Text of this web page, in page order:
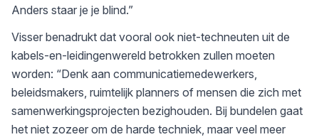
Anders staar je je blind.”
Visser benadrukt dat vooral ook niet-techneuten uit de
kabels-en-leidingenwereld betrokken zullen moeten
worden: “Denk aan communicatiemedewerkers,
beleidsmakers, ruimtelijk planners of mensen die zich met
samenwerkingsprojecten bezighouden. Bij bundelen gaat
het niet zozeer om de harde techniek, maar veel meer